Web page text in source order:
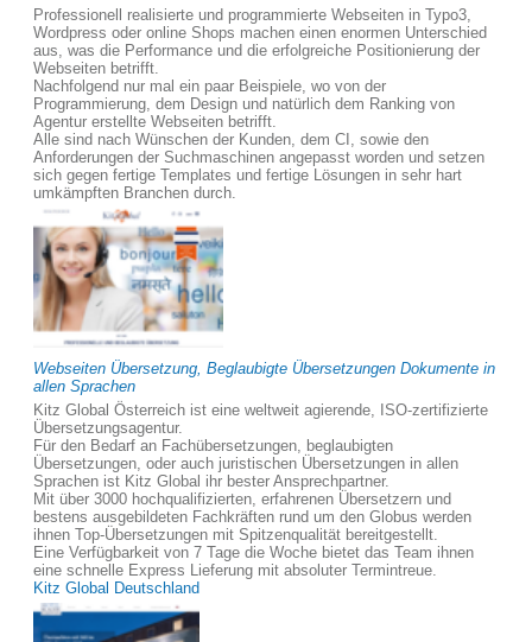
Professionell realisierte und programmierte Webseiten in Typo3,
Wordpress oder online Shops machen einen enormen Unterschied
aus, was die Performance und die erfolgreiche Positionierung der
Webseiten betrifft.
Nachfolgend nur mal ein paar Beispiele, wo von der
Programmierung, dem Design und natürlich dem Ranking von
Agentur erstellte Webseiten betrifft.
Alle sind nach Wünschen der Kunden, dem CI, sowie den
Anforderungen der Suchmaschinen angepasst worden und setzen
sich gegen fertige Templates und fertige Lösungen in sehr hart
umkämpften Branchen durch.
Webseiten Übersetzung, Beglaubigte Übersetzungen Dokumente in
allen Sprachen
Kitz Global Österreich ist eine weltweit agierende, ISO-zertifizierte
Übersetzungsagentur.
Für den Bedarf an Fachübersetzungen, beglaubigten
Übersetzungen, oder auch juristischen Übersetzungen in allen
Sprachen ist Kitz Global ihr bester Ansprechpartner.
Mit über 3000 hochqualifizierten, erfahrenen Übersetzern und
bestens ausgebildeten Fachkräften rund um den Globus werden
ihnen Top-Übersetzungen mit Spitzenqualität bereitgestellt.
Eine Verfügbarkeit von 7 Tage die Woche bietet das Team ihnen
eine schnelle Express Lieferung mit absoluter Termintreue.
Kitz Global Deutschland